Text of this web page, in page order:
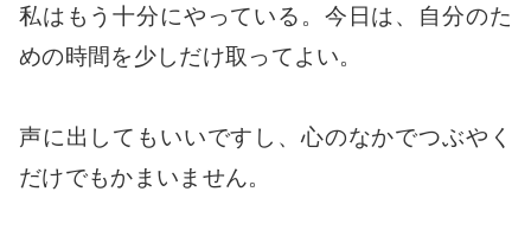
私はもう十分にやっている。今日は、自分のた
めの時間を少しだけ取ってよい。
声に出してもいいですし、心のなかでつぶやく
だけでもかまいません。